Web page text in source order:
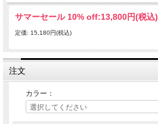
サマーセール 10% off:13,800円(税込)
定価: 15,180円(税込)
注文
カラー：